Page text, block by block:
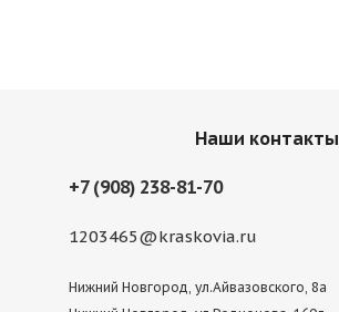
Наши контакты
+7 (908) 238-81-70
1203465@kraskovia.ru
Нижний Новгород, ул.Айвазовского, 8а